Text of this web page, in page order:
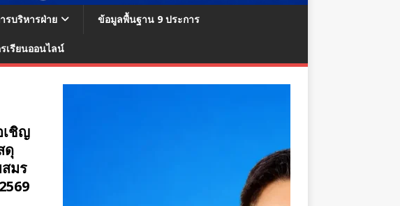
รบริหารฝ่าย ข้อมูลพื้นฐาน 9 ประการ
เรียนออนไลน์
เชิญ
ดุ
มร